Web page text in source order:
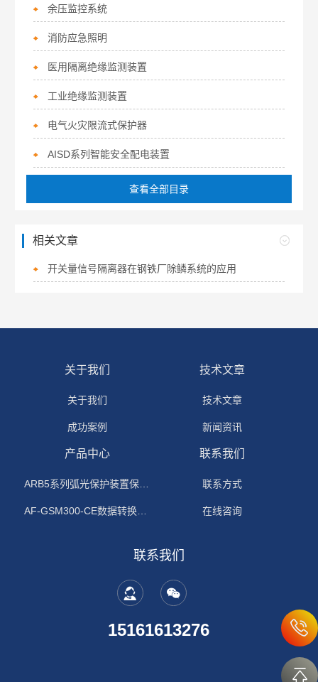
余压监控系统
消防应急照明
医用隔离绝缘监测装置
工业绝缘监测装置
电气火灾限流式保护器
AISD系列智能安全配电装置
查看全部目录
相关文章
开关量信号隔离器在钢铁厂除鳞系统的应用
关于我们
关于我们
成功案例
技术文章
技术文章
新闻资讯
产品中心
ARB5系列弧光保护装置保护功能原理
AF-GSM300-CE数据转换模块
联系我们
联系方式
在线咨询
联系我们
15161613276